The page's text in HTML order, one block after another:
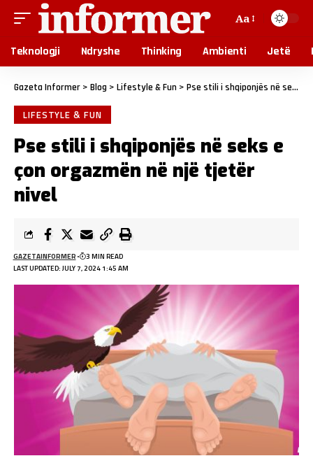
Aa
Teknologji Ndryshe Thinking Ambienti Jetë
Gazeta Informer > Blog > Lifestyle & Fun > Pse stili i shqiponjës në seks e çon orgazmën në një tjetër nivel
LIFESTYLE & FUN
Pse stili i shqiponjës në seks e
çon orgazmën në një tjetër
nivel
LAST UPDATED: JULY 7, 2024 1:45 AM
GAZETAINFORMER 3 MIN READ